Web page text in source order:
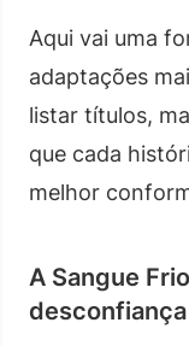
Aqui vai uma
adaptações
listar títulos,
que cada
melhor
A Sangue